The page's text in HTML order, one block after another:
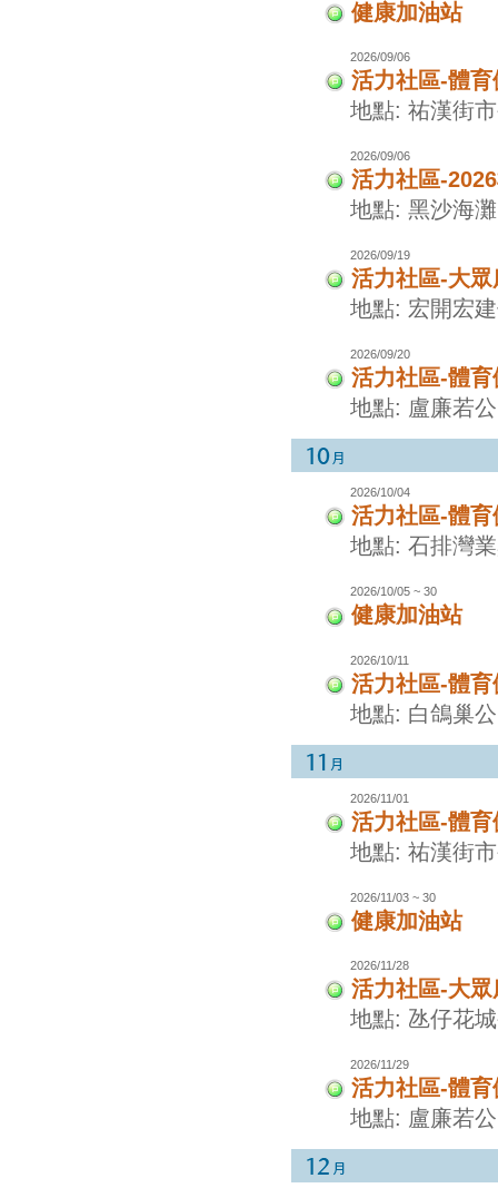
健康加油站
2026/09/06
活力社區-體
地點: 祐漢街
2026/09/06
活力社區-
地點: 黑沙海灘
2026/09/19
活力社區-大眾
地點: 宏開宏
2026/09/20
活力社區-體
地點: 盧廉若
2026/10/04
活力社區-體
地點: 石排灣
2026/10/05 ~ 30
健康加油站
2026/10/11
活力社區-體
地點: 白鴿巢
2026/11/01
活力社區-體
地點: 祐漢街
2026/11/03 ~ 30
健康加油站
2026/11/28
活力社區-大眾
地點: 氹仔花
2026/11/29
活力社區-體
地點: 盧廉若